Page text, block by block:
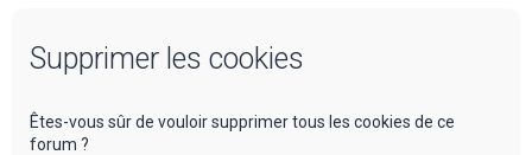
Supprimer les cookies
Êtes-vous sûr de vouloir supprimer tous les cookies de ce
forum ?